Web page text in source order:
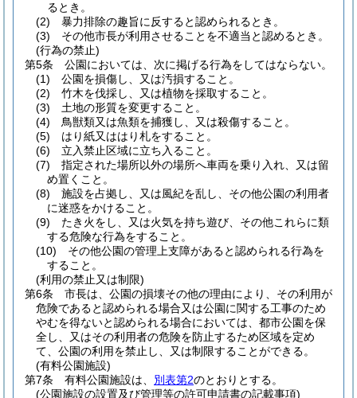
るとき。
(2)
暴力排除の趣旨に反すると認められるとき。
(3)
その他市長が利用させることを不適当と認めるとき。
(行為の禁止)
第5条
公園においては、次に掲げる行為をしてはならない。
(1)
公園を損傷し、又は汚損すること。
(2)
竹木を伐採し、又は植物を採取すること。
(3)
土地の形質を変更すること。
(4)
鳥獣類又は魚類を捕獲し、又は殺傷すること。
(5)
はり紙又ははり札をすること。
(6)
立入禁止区域に立ち入ること。
(7)
指定された場所以外の場所へ車両を乗り入れ、又は留
め置くこと。
(8)
施設を占拠し、又は風紀を乱し、その他公園の利用者
に迷惑をかけること。
(9)
たき火をし、又は火気を持ち遊び、その他これらに類
する危険な行為をすること。
(10)
その他公園の管理上支障があると認められる行為を
すること。
(利用の禁止又は制限)
第6条
市長は、公園の損壊その他の理由により、その利用が
危険であると認められる場合又は公園に関する工事のため
やむを得ないと認められる場合においては、都市公園を保
全し、又はその利用者の危険を防止するため区域を定め
て、公園の利用を禁止し、又は制限することができる。
(有料公園施設)
第7条
有料公園施設は、 別表第2のとおりとする。
(公園施設の設置及び管理等の許可申請書の記載事項)